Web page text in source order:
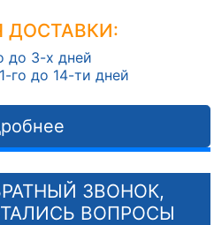
ДОСТАВКИ:
до 3-х дней
го до 14-ти дней
ЗВОНОК,
ВОПРОСЫ